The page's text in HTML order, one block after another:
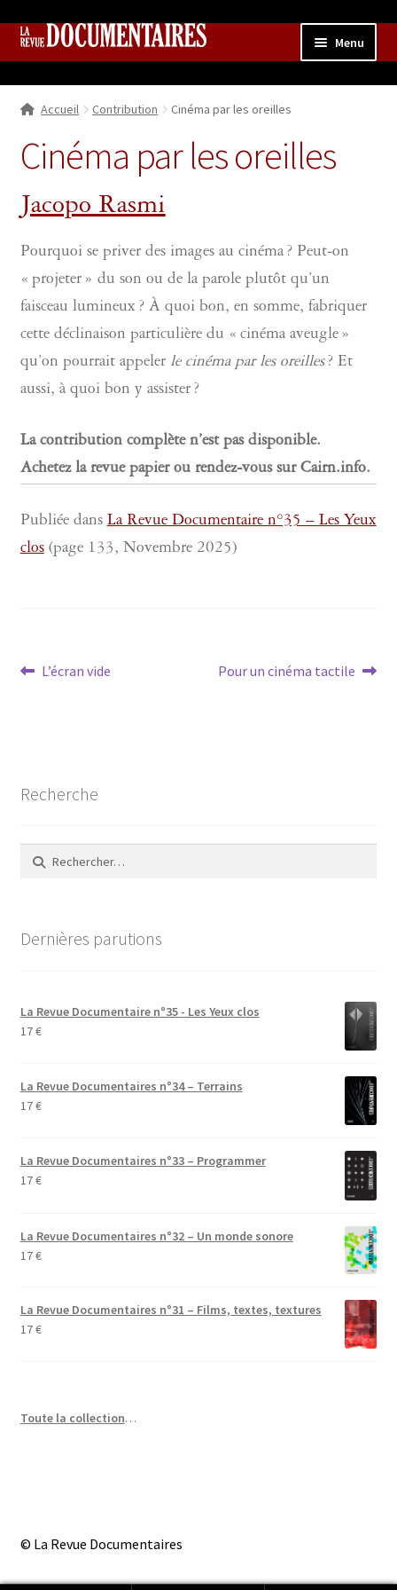
Aller
navigation
Aller
Menu
Qui sommes nous ?
Collection
enfant
le
Accueil Contribution Cinéma par les oreilles
Cinéma par les oreilles
Jacopo Rasmi
Pourquoi se priver des images au cinéma ? Peut-on
« projeter » du son ou de la parole plutôt qu’un
faisceau lumineux ? À quoi bon, en somme, fabriquer
cette déclinaison particulière du « cinéma aveugle »
qu’on pourrait appeler le cinéma par les oreilles? Et
aussi, à quoi bon y assister ?
La contribution complète n’est pas disponible.
Achetez la revue papier ou rendez-vous sur Cairn.info.
Publiée dansLa Revue Documentaire n°35 – Les Yeux
clos(page 133, Novembre 2025)
Navigation
Article
L’écran vide
Article
Pour un cinéma tactile
Recherche
Rechercher :
Dernières parutions
La Revue Documentaire n°35 - Les Yeux clos
17€
La Revue Documentaires n°34 – Terrains
17€
La Revue Documentaires n°33 – Programmer
17€
La Revue Documentaires n°32 – Un monde sonore
17€
La Revue Documentaires n°31 – Films, textes, textures
17€
Toute la collection…
© La Revue Documentaires